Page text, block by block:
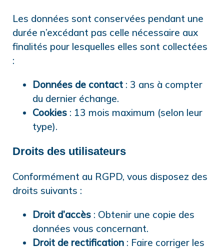
Les données sont conservées pendant une
durée n’excédant pas celle nécessaire aux
finalités pour lesquelles elles sont collectées
:
Données de contact : 3 ans à compter
du dernier échange.
Cookies : 13 mois maximum (selon leur
type).
Droits des utilisateurs
Conformément au RGPD, vous disposez des
droits suivants :
Droit d’accès : Obtenir une copie des
données vous concernant.
Droit de rectification : Faire corriger les